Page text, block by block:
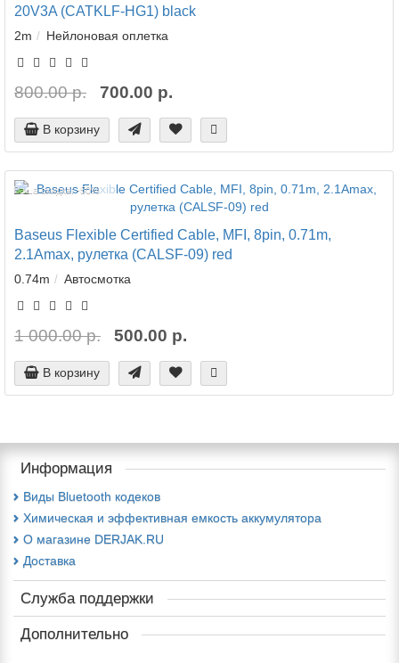
20V3A (CATKLF-HG1) black
2m Нейлоновая оплетка
800.00 р. 700.00 р.
В корзину
Ваша скидка: -50%
Baseus Flexible Certified Cable, MFI, 8pin, 0.71m,
2.1Amax, рулетка (CALSF-09) red
0.74m Автосмотка
1 000.00 р. 500.00 р.
В корзину
Информация
Виды Bluetooth кодеков
Химическая и эффективная емкость аккумулятора
О магазине DERJAK.RU
Доставка
Служба поддержки
Дополнительно